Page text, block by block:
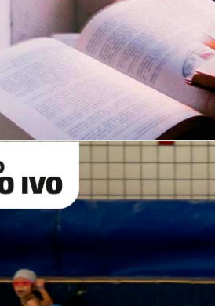
FUNDAMENTAL
Reduzidas
NOVOS
em Contato